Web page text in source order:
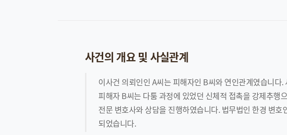
사건의 개요 및 사실관계
이사건 의뢰인인 A씨는 피해자인 B씨와 연인관계였습니
피해자 B씨는 다툼 과정에 있었던 신체적 접촉을 강제추행
전문 변호사와 상담을 진행하였습니다. 법무법인 한경 변
되었습니다.